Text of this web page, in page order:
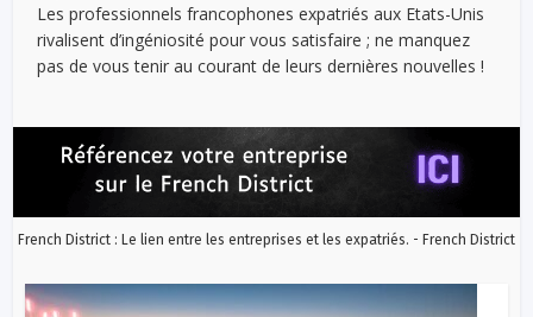
Les professionnels francophones expatriés aux Etats-Unis
rivalisent d’ingéniosité pour vous satisfaire ; ne manquez
pas de vous tenir au courant de leurs dernières nouvelles !
French District : Le lien entre les entreprises et les expatriés. - French District